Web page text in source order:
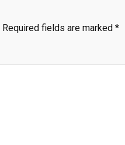
Required fields are marked *